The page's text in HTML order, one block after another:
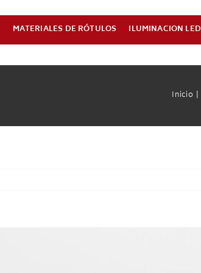
MATERIALES DE RÓTULOS ILUMINACION LED
Inicio